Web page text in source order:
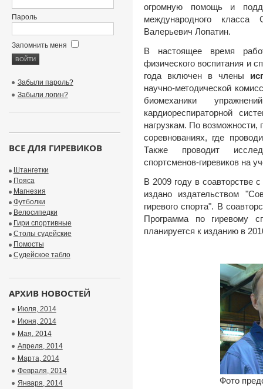
огромную помощь и
международного
Валерьевич Лопатин.
В настоящее время
физического воспитания и
года включен в члены
научно-методической
биомеханики
кардиореспираторной
нагрузкам. По возможности,
соревнованиях, где
Также проводит
спортсменов-гиревиков на
В 2009 году в
издано издательством
гиревого спорта". В
Программа по
планируется к изданию в
Фото
Пароль
Запомнить меня
Забыли пароль?
Забыли логин?
ВСЕ ДЛЯ ГИРЕВИКОВ
Штангетки
Пояса
Магнезия
Футболки
Велосипедки
Гири спортивные
Столы судейские
Помосты
Судейское табло
АРХИВ НОВОСТЕЙ
Июля, 2014
Июня, 2014
Мая, 2014
Апреля, 2014
Марта, 2014
Февраля, 2014
Января, 2014